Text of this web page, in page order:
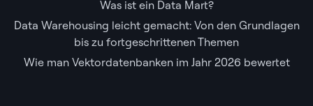
Was ist ein Data Mart?
Data Warehousing leicht gemacht: Von den Grundlagen
bis zu fortgeschrittenen Themen
Wie man Vektordatenbanken im Jahr 2026 bewertet